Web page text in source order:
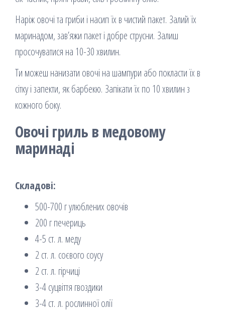
Наріж овочі та гриби і насип їх в чистий пакет. Залий їх
маринадом, зав’яжи пакет і добре струсни. Залиш
просочуватися на 10-30 хвилин.
Ти можеш нанизати овочі на шампури або покласти їх в
сітку і запекти, як барбекю. Запікати їх по 10 хвилин з
кожного боку.
Овочі гриль в медовому
маринаді
Складові:
500-700 г улюблених овочів
200 г печериць
4-5 ст. л. меду
2 ст. л. соєвого соусу
2 ст. л. гірчиці
3-4 суцвіття гвоздики
3-4 ст. л. рослинної олії